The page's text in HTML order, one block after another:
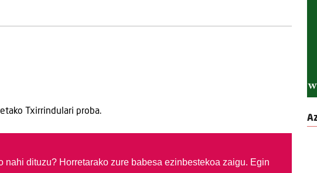
Txirrindulari proba.
nahi dituzu? Horretarako zure babesa ezinbestekoa zaigu. Egin